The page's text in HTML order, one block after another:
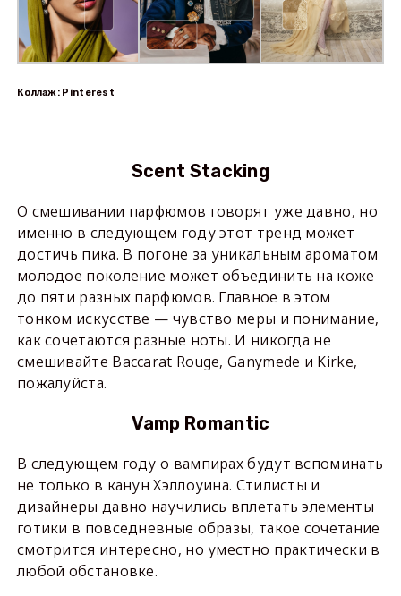
Коллаж: Pinterest
Scent Stacking
О смешивании парфюмов говорят уже давно, но
именно в следующем году этот тренд может
достичь пика. В погоне за уникальным ароматом
молодое поколение может объединить на коже
до пяти разных парфюмов. Главное в этом
тонком искусстве — чувство меры и понимание,
как сочетаются разные ноты. И никогда не
смешивайте Baccarat Rouge, Ganymede и Kirke,
пожалуйста.
Vamp Romantic
В следующем году о вампирах будут вспоминать
не только в канун Хэллоуина. Стилисты и
дизайнеры давно научились вплетать элементы
готики в повседневные образы, такое сочетание
смотрится интересно, но уместно практически в
любой обстановке.